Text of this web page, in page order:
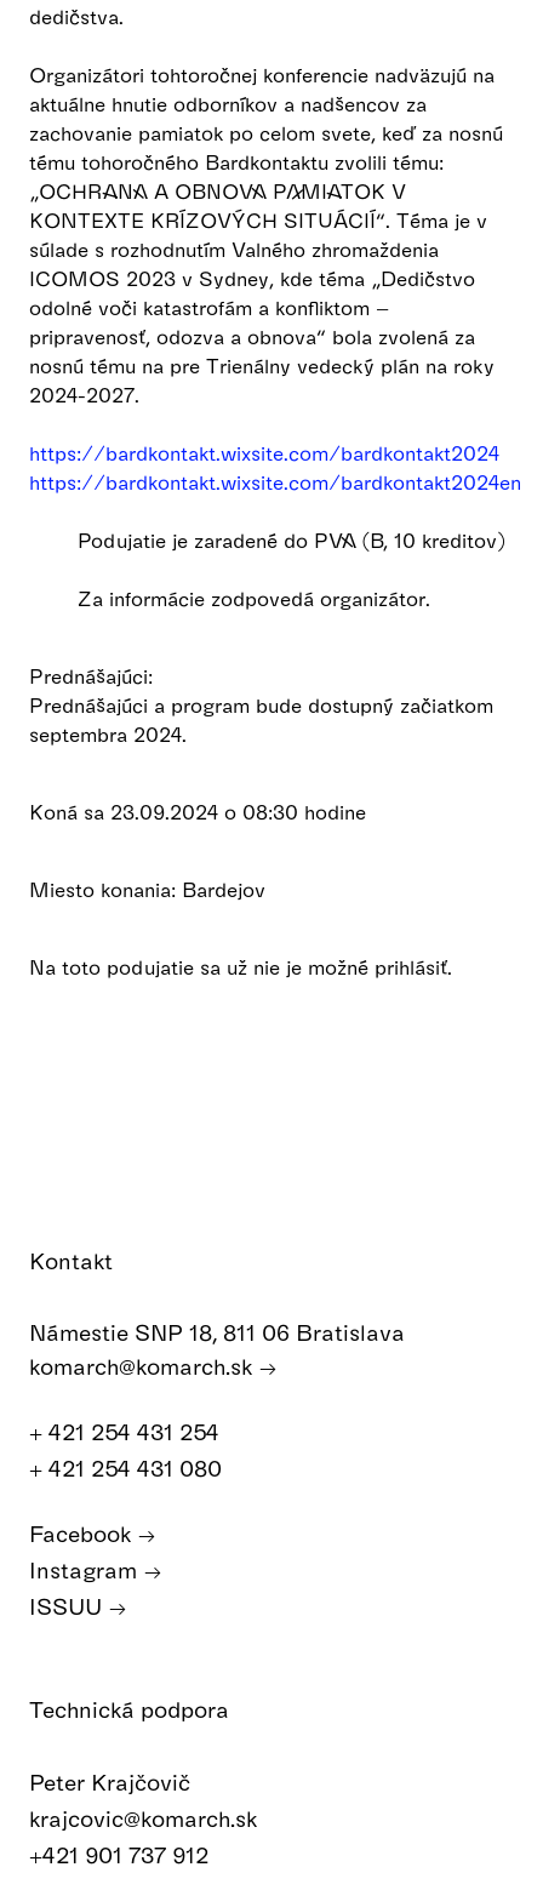
dedičstva.
Organizátori tohtoročnej konferencie nadväzujú na
aktuálne hnutie odborníkov a nadšencov za
zachovanie pamiatok po celom svete, keď za nosnú
tému tohoročného Bardkontaktu zvolili tému:
„OCHRANA A OBNOVA PAMIATOK V
KONTEXTE KRÍZOVÝCH SITUÁCIÍ“. Téma je v
súlade s rozhodnutím Valného zhromaždenia
ICOMOS 2023 v Sydney, kde téma „Dedičstvo
odolné voči katastrofám a konfliktom –
pripravenosť, odozva a obnova“ bola zvolená za
nosnú tému na pre Trienálny vedecký plán na roky
2024-2027.
https://bardkontakt.wixsite.com/bardkontakt2024
https://bardkontakt.wixsite.com/bardkontakt2024en
Podujatie je zaradené do PVA (B, 10 kreditov)
Za informácie zodpovedá organizátor.
Prednášajúci:
Prednášajúci a program bude dostupný začiatkom
septembra 2024.
Koná sa 23.09.2024 o 08:30 hodine
Miesto konania: Bardejov
Na toto podujatie sa už nie je možné prihlásiť.
Technická podpora
Peter Krajčovič
krajcovic@komarch.sk
+421 901 737 912
Kontakt
Námestie SNP 18, 811 06 Bratislava
komarch@komarch.sk
+ 421 254 431 254
+ 421 254 431 080
Facebook
Instagram
ISSUU